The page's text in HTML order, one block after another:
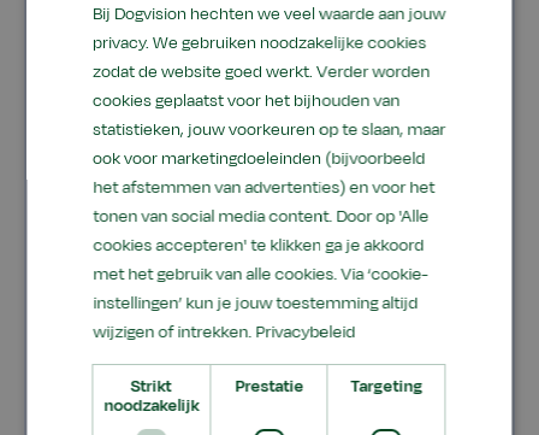
Kosten
Inhoud van de cursus
Vereiste voorkennis
Studiebelasting
Accreditatie
Lesdagen en examen
Zelfstudie
Vrijstelling
Bij Dogvision hechten we veel waarde aan jouw
privacy. We gebruiken noodzakelijke cookies
zodat de website goed werkt. Verder worden
cookies geplaatst voor het bijhouden van
statistieken, jouw voorkeuren op te slaan, maar
ook voor marketingdoeleinden (bijvoorbeeld
het afstemmen van advertenties) en voor het
tonen van social media content. Door op 'Alle
cookies accepteren' te klikken ga je akkoord
met het gebruik van alle cookies. Via ‘cookie-
instellingen’ kun je jouw toestemming altijd
wijzigen of intrekken. Privacybeleid
Strikt
noodzakelijk
Prestatie Targeting